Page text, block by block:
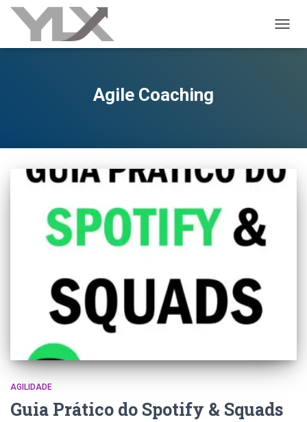
Agile Coaching
AGILIDADE
Guia Prático do Spotify & Squads